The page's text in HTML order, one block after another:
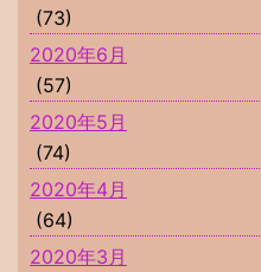
(73)
2020年6月
(57)
2020年5月
(74)
2020年4月
(64)
2020年3月